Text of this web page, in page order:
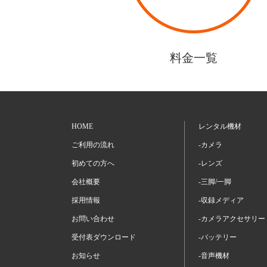
料金一覧
HOME
ご利用の流れ
初めての方へ
会社概要
採用情報
お問い合わせ
受付表ダウンロード
お知らせ
レンタル機材
-カメラ
-レンズ
-三脚/一脚
-収録メディア
-カメラアクセサリー
-バッテリー
-音声機材